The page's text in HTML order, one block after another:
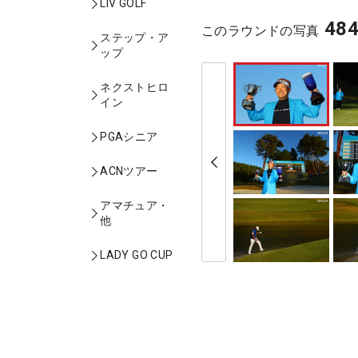
LIV GOLF
ステップ・ア
ップ
ネクストヒロ
イン
PGAシニア
ACNツアー
アマチュア・
他
LADY GO CUP
このラウンドの写真